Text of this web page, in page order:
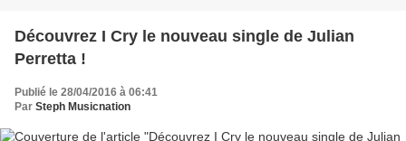
Découvrez I Cry le nouveau single de Julian
Perretta !
Publié le 28/04/2016 à 06:41
Par Steph Musicnation